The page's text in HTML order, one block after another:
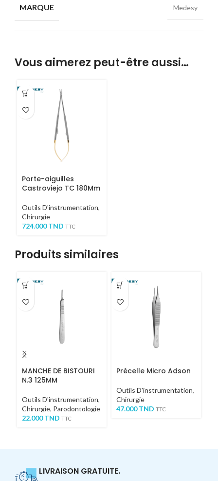
MARQUE
Medesy
Vous aimerez peut-être aussi…
Porte-aiguilles
Castroviejo TC 180Mm
Outils D'instrumentation,
Chirurgie
724.000TND TTC
Produits similaires
MANCHE DE BISTOURI
N.3 125MM
Outils D'instrumentation,
Chirurgie, Parodontologie
22.000TND TTC
Précelle Micro Adson
Outils D'instrumentation,
Chirurgie
47.000TND TTC
LIVRAISON GRATUITE.